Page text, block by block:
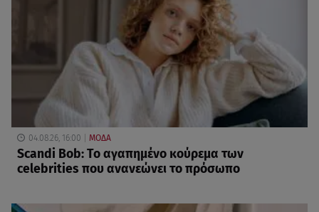
04.08.26, 16:00 ΜΟΔΑ
Scandi Bob: Το αγαπημένο κούρεμα των
celebrities που ανανεώνει το πρόσωπο